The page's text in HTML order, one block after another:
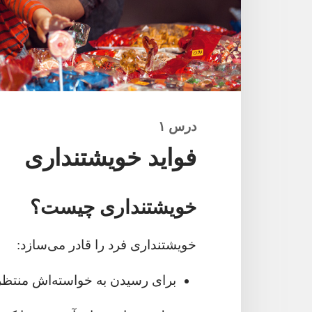
درس ۱
فواید خویشتنداری
خویشتنداری چیست؟‏
خویشتنداری فرد را قادر می‌سازد:‏
برای رسیدن به خواسته‌اش